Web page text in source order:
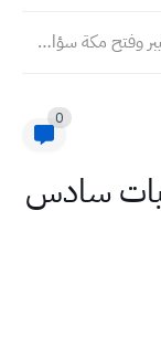
شرح موضوع معركة خيبر وفتح مكة سؤال وجواب التربية الاسلامية...
0
سادس